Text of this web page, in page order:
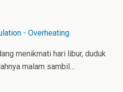
- Overheating
menikmati hari libur, duduk
malam sambil…